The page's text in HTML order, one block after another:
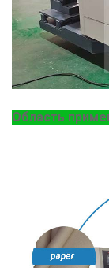
Область